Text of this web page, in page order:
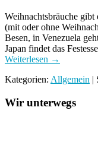
Weihnachtsbräuche
(mit oder ohne
Besen, in Venezuela
Japan findet das
Weiterlesen →
Kategorien: Allgemein
Wir unterwegs